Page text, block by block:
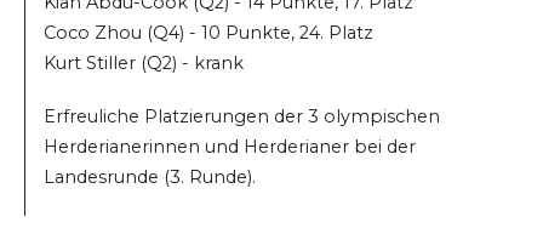
Coco Zhou (Q4) - 10 Punkte, 24. Platz
Kurt Stiller (Q2) - krank
Erfreuliche Platzierungen der 3 olympischen
Herderianerinnen und Herderianer bei der
Landesrunde (3. Runde).